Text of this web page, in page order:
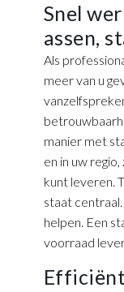
Snel
assen,
Als
meer van u
manier met
en in uw
kunt leveren.
staat
helpen. Een
voorraad